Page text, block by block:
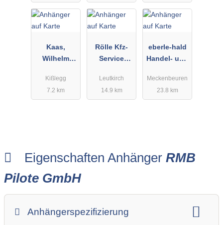
auf
Kaas,
Wilhelm
Kißlegg
7.2 km
Rölle Kfz-
Service
KG
Leutkirch
14.9 km
eberle-hald
Handel- und
ngen GmbH
Meckenbeuren
23.8 km
Eigenschaften Anhänger RMB
Pilote GmbH
Anhängerspezifizierung